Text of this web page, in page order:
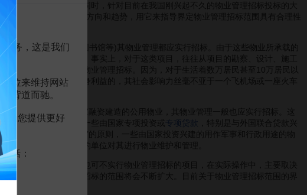
惯例
，具有普遍性；同时，针对目前在我国刚兴起不久的物业管理招标投标的大
管理招标范围发展的方向和趋势，用它来指导界定物业管理招标范围具有合理性
一些公用物业(如图书馆等)其物业管理都应实行招标。由于这些物业所承载的
一般都应实行招标。事实上，对于这类项目，往往从项目的勘察、设计、施工
物业小区也应该实行物业管理招标。因为，对于生活着数万居民甚至10万居民以
系到千千万万居民切身利益的，其社会影响力丝毫不亚于一个飞机场或一座火车
国有资金投资或国家融资建造的公用物业，其物业管理一般也应实行招标。这
益 负责。近几年来，一些由国家专项投资或 专项贷款
，特别是与外国联合贷款兴
国家安全或军事机密”的原则，一些由国家投资兴建的用作军事和行政用途的物
都有国家专门指定的单位对其进行物业维护和管理。
规定的，可以实行也可不实行物业管理招标的项目，在实际操作中，主要取决
广泛应用，物业管理招标的范围将会不断扩大。目前关于物业管理招标范围的界
务，这是我们
位来维持网站
背道而驰。
为您提供更好
括：